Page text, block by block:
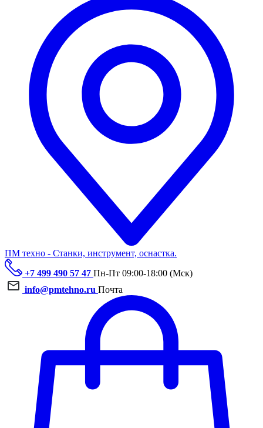
ПМ техно - Станки, инструмент, оснастка.
+7 499 490 57 47 Пн-Пт 09:00-18:00 (Мск)
info@pmtehno.ru Почта